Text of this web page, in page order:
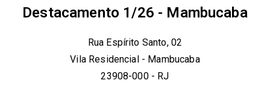
Destacamento 1/26 - Mambucaba
Rua Espírito Santo, 02
Vila Residencial - Mambucaba
23908-000 - RJ